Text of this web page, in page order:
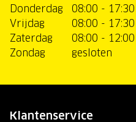
Donderdag
08:00 - 17:30
Vrijdag
08:00 - 17:30
Zaterdag
08:00 - 12:00
Zondag
gesloten
Klantenservice